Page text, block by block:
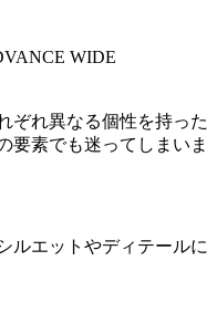
WIDE
ぞれ異なる個性を持った
要素でも迷ってしまいま
ルエットやディテールに